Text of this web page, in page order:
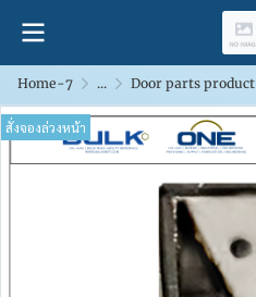
Home-7 ... Door parts product
สั่งจองล่วงหน้า